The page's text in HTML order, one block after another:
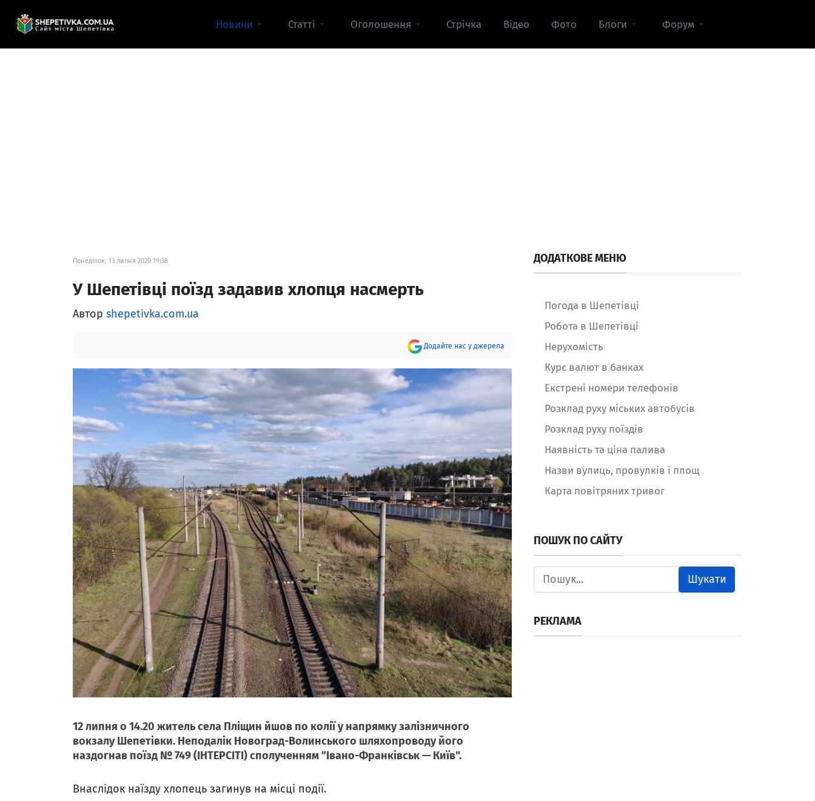
Новини Статті Оголошення Стрічка Відео Фото Блоги Форум
Понеділок, 13 липня 2020 19:38
У Шепетівці поїзд задавив хлопця насмерть
Автор shepetivka.com.ua
Додайте нас у джерела
12 липня о 14.20 житель села Пліщин йшов по колії у напрямку залізничного
вокзалу Шепетівки. Неподалік Новоград-Волинського шляхопроводу його
наздогнав поїзд № 749 (ІНТЕРСІТІ) сполученням "Івано-Франківськ — Київ".
Внаслідок наїзду хлопець загинув на місці події.
ДОДАТКОВЕ МЕНЮ
Погода в Шепетівці
Робота в Шепетівці
Нерухомість
Курс валют в банках
Екстрені номери телефонів
Розклад руху міських автобусів
Розклад руху поїздів
Наявність та ціна палива
Назви вулиць, провулків і площ
Карта повітряних тривог
ПОШУК ПО САЙТУ
Шукати
РЕКЛАМА